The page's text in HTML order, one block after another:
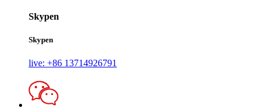
Skypen
Skypen
live: +86 13714926791